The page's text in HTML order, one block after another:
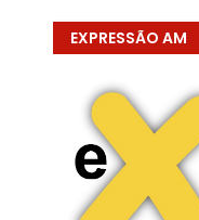
EXPRESSÃO AM